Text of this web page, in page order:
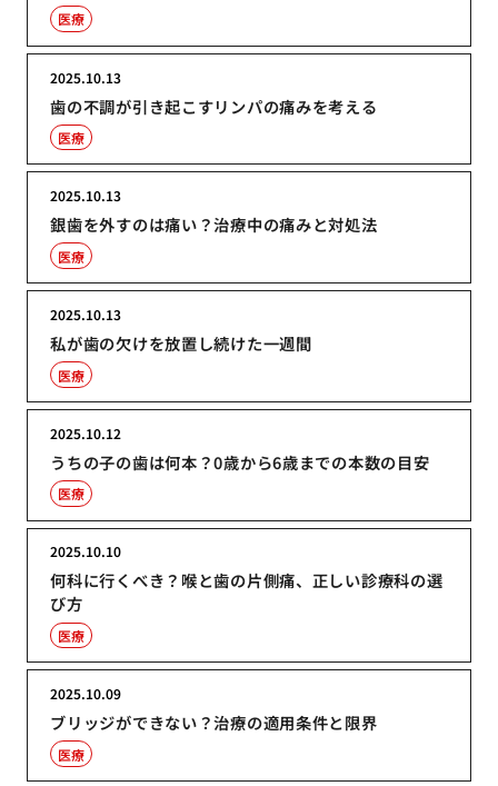
医療
歯の不調が引き起こすリンパの痛みを考える
2025.10.13
医療
銀歯を外すのは痛い？治療中の痛みと対処法
2025.10.13
医療
私が歯の欠けを放置し続けた一週間
2025.10.13
医療
うちの子の歯は何本？0歳から6歳までの本数の目安
2025.10.12
医療
何科に行くべき？喉と歯の片側痛、正しい診療科の選
び方
2025.10.10
医療
ブリッジができない？治療の適用条件と限界
2025.10.09
医療